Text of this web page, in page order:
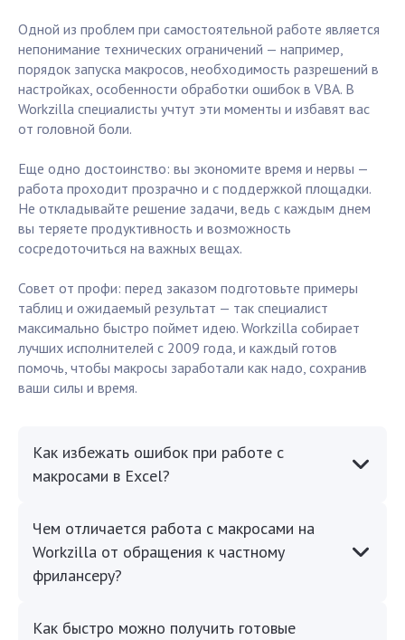
Одной из проблем при самостоятельной работе является
непонимание технических ограничений — например,
порядок запуска макросов, необходимость разрешений в
настройках, особенности обработки ошибок в VBA. В
Workzilla специалисты учтут эти моменты и избавят вас
от головной боли.
Еще одно достоинство: вы экономите время и нервы —
работа проходит прозрачно и с поддержкой площадки.
Не откладывайте решение задачи, ведь с каждым днем
вы теряете продуктивность и возможность
сосредоточиться на важных вещах.
Совет от профи: перед заказом подготовьте примеры
таблиц и ожидаемый результат — так специалист
максимально быстро поймет идею. Workzilla собирает
лучших исполнителей с 2009 года, и каждый готов
помочь, чтобы макросы заработали как надо, сохранив
ваши силы и время.
Как избежать ошибок при работе с
макросами в Excel?
Чем отличается работа с макросами на
Workzilla от обращения к частному
фрилансеру?
Как быстро можно получить готовые